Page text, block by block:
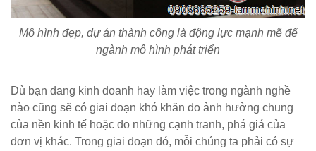
Mô hình đẹp, dự án thành công là động lực mạnh mẽ để
ngành mô hình phát triển
Dù bạn đang kinh doanh hay làm việc trong ngành nghề
nào cũng sẽ có giai đoạn khó khăn do ảnh hưởng chung
của nền kinh tế hoặc do những cạnh tranh, phá giá của
đơn vị khác. Trong giai đoạn đó, mỗi chúng ta phải có sự